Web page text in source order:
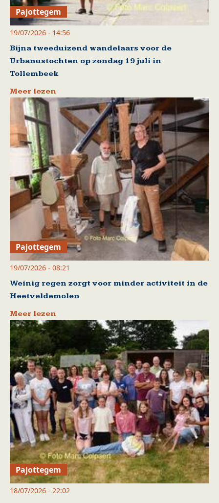
Pajottegem
19/07/2026 - 14:56
Bijna tweeduizend wandelaars voor de
Urbanustochten op zondag 19 juli in
Tollembeek
Meer lezen
Pajottegem
19/07/2026 - 08:21
Weinig regen zorgt voor minder activiteit in de
Heetveldemolen
Meer lezen
Pajottegem
18/07/2026 - 22:02